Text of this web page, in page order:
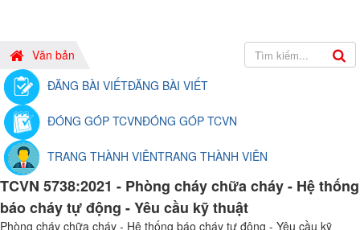
Văn bản
ĐĂNG BÀI VIẾTĐĂNG BÀI VIẾT
ĐÓNG GÓP TCVNĐÓNG GÓP TCVN
TRANG THÀNH VIÊNTRANG THÀNH VIÊN
TCVN 5738:2021 - Phòng cháy chữa cháy - Hệ thống
báo cháy tự động - Yêu cầu kỹ thuật
Phòng cháy chữa cháy - Hệ thống báo cháy tự động - Yêu cầu kỹ